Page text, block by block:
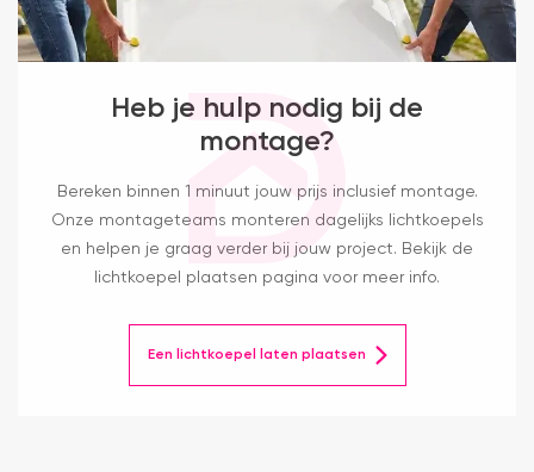
Heb je hulp nodig bij de
montage?
Bereken binnen 1 minuut jouw prijs inclusief montage.
Onze montageteams monteren dagelijks lichtkoepels
en helpen je graag verder bij jouw project. Bekijk de
lichtkoepel plaatsen pagina voor meer info.
Een lichtkoepel laten plaatsen